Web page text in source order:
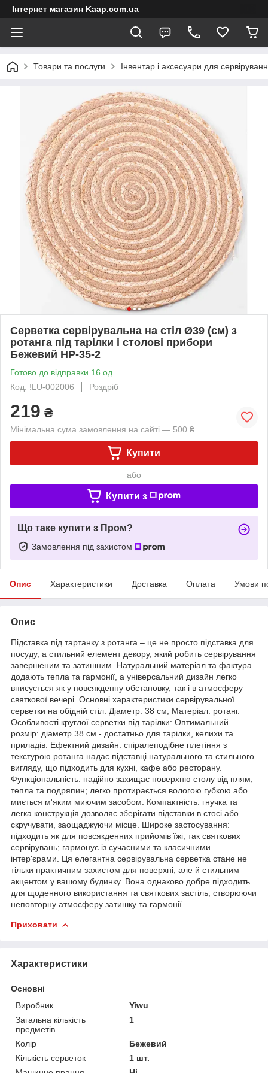
Інтернет магазин Kaap.com.ua
Товари та послуги Інвентар і аксесуари для
Серветка сервірувальна на стіл Ø39 (см) з
ротанга під тарілки і столові прибори
Бежевий HP-35-2
Готово до відправки 16 од.
Код: !LU-002006
Роздріб
219 ₴
Мінімальна сума замовлення на сайті — 500 ₴
Купити
або
Купити з
Що таке купити з Пром?
Замовлення під захистом
Опис Характеристики Доставка Оплата Умови
Опис
Підставка під тартанку з ротанга – це не просто підставка для
посуду, а стильний елемент декору, який робить сервірування
завершеним та затишним. Натуральний матеріал та фактура
додають тепла та гармонії, а універсальний дизайн легко
вписується як у повсякденну обстановку, так і в атмосферу
святкової вечері. Основні характеристики сервірувальної
серветки на обідній стіл: Діаметр: 38 см; Матеріал: ротанг.
Особливості круглої серветки під тарілки: Оптимальний
розмір: діаметр 38 см - достатньо для тарілки, келихи та
приладів. Ефектний дизайн: спіралеподібне плетіння з
текстурою ротанга надає підставці натурального та стильного
вигляду, що підходить для кухні, кафе або ресторану.
Функціональність: надійно захищає поверхню столу від плям,
тепла та подряпин; легко протирається вологою губкою або
миється м'яким миючим засобом. Компактність: гнучка та
легка конструкція дозволяє зберігати підставки в стосі або
скручувати, заощаджуючи місце. Широке застосування:
підходить як для повсякденних прийомів їжі, так святкових
сервірувань; гармонує із сучасними та класичними
інтер'єрами. Ця елегантна сервірувальна серветка стане не
тільки практичним захистом для поверхні, але й стильним
акцентом у вашому будинку. Вона однаково добре підходить
для щоденного використання та святкових застіль, створюючи
неповторну атмосферу затишку та гармонії.
Приховати
Характеристики
Основні
Виробник
Yiwu
Загальна кількість
предметів
1
Колір
Бежевий
Кількість серветок
1 шт.